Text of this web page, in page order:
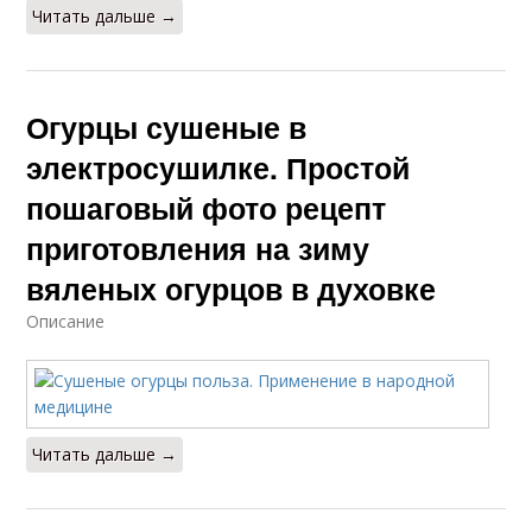
Читать дальше →
Огурцы сушеные в
электросушилке. Простой
пошаговый фото рецепт
приготовления на зиму
вяленых огурцов в духовке
Описание
Читать дальше →